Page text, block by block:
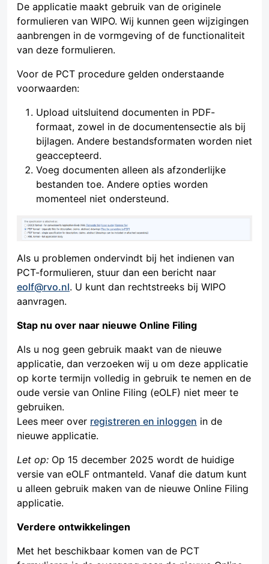
De applicatie maakt gebruik van de originele
formulieren van WIPO. Wij kunnen geen wijzigingen
aanbrengen in de vormgeving of de functionaliteit
van deze formulieren.
Voor de PCT procedure gelden onderstaande
voorwaarden:
Upload uitsluitend documenten in PDF-
formaat, zowel in de documentensectie als bij
bijlagen. Andere bestandsformaten worden niet
geaccepteerd.
Voeg documenten alleen als afzonderlijke
bestanden toe. Andere opties worden
momenteel niet ondersteund.
Als u problemen ondervindt bij het indienen van
PCT-formulieren, stuur dan een bericht naar
eolf@rvo.nl. U kunt dan rechtstreeks bij WIPO
aanvragen.
Stap nu over naar nieuwe Online Filing
Als u nog geen gebruik maakt van de nieuwe
applicatie, dan verzoeken wij u om deze applicatie
op korte termijn volledig in gebruik te nemen en de
oude versie van Online Filing (eOLF) niet meer te
gebruiken.
Lees meer over registreren en inloggen in de
nieuwe applicatie.
Let op: Op 15 december 2025 wordt de huidige
versie van eOLF ontmanteld. Vanaf die datum kunt
u alleen gebruik maken van de nieuwe Online Filing
applicatie.
Verdere ontwikkelingen
Met het beschikbaar komen van de PCT